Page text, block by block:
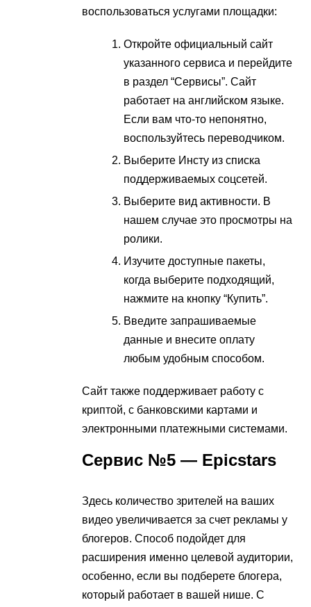
воспользоваться услугами площадки:
Откройте официальный сайт
указанного сервиса и перейдите
в раздел “Сервисы”. Сайт
работает на английском языке.
Если вам что-то непонятно,
воспользуйтесь переводчиком.
Выберите Инсту из списка
поддерживаемых соцсетей.
Выберите вид активности. В
нашем случае это просмотры на
ролики.
Изучите доступные пакеты,
когда выберите подходящий,
нажмите на кнопку “Купить”.
Введите запрашиваемые
данные и внесите оплату
любым удобным способом.
Сайт также поддерживает работу с
криптой, с банковскими картами и
электронными платежными системами.
Сервис №5 — Epicstars
Здесь количество зрителей на ваших
видео увеличивается за счет рекламы у
блогеров. Способ подойдет для
расширения именно целевой аудитории,
особенно, если вы подберете блогера,
который работает в вашей нише. С